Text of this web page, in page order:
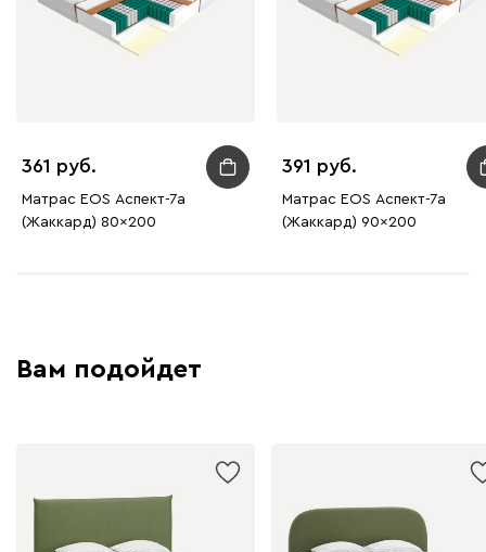
361
Матрас EOS Аспект-7а
(Жаккард) 80x200
391
Матрас EOS Аспект-7а
(Жаккард) 90x200
Вам подойдет